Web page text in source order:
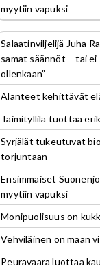
myytiin vapuksi
Salaatinviljelijä Juha
samat säännöt – tai ei
ollenkaan”
Alanteet kehittävät
Taimityllilä tuottaa
Syrjälät tukeutuvat
torjuntaan
Ensimmäiset
myytiin vapuksi
Monipuolisuus on
Vehviläinen on maan
Peuravaara luottaa